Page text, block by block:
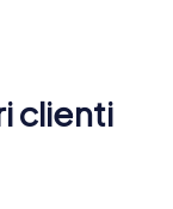
clienti